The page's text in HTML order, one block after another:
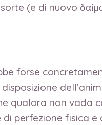
(e di nuovo
forse
qualora non
di perfezione